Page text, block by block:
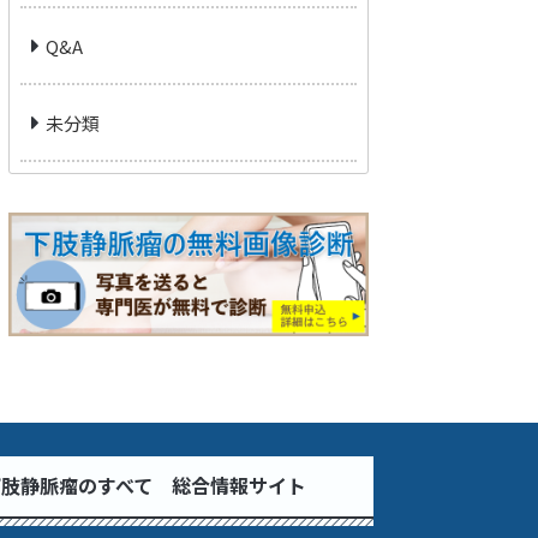
Q&A
未分類
静脈瘤のすべて 総合情報サイト